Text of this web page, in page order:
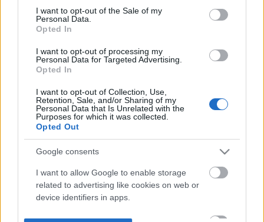
consent section.
I want to opt-out of the Sale of my
Personal Data.
Opted In
I want to opt-out of processing my
Personal Data for Targeted Advertising.
Opted In
I want to opt-out of Collection, Use,
Retention, Sale, and/or Sharing of my
Personal Data that Is Unrelated with the
Purposes for which it was collected.
Opted Out
Google consents
I want to allow Google to enable storage
related to advertising like cookies on web or
device identifiers in apps.